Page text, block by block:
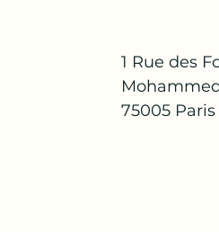
1 Rue des
75005 Paris